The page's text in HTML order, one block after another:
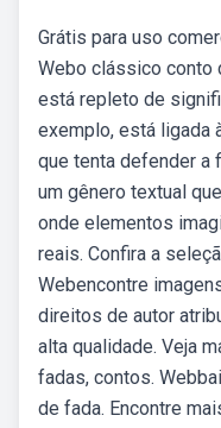
Grátis para uso
Webo clássico conto
está repleto de
exemplo, está ligada
que tenta defender a
um gênero textual
onde elementos
reais. Confira a
Webencontre
direitos de autor
alta qualidade. Veja
fadas, contos.
de fada. Encontre